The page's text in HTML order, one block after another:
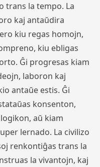
trans la tempo. La
kaj antaŭdira
kiu regas homojn,
kiu ebligas
Ĝi progresas kiam
laboron kaj
antaŭe estis. Ĝi
konsenton,
aŭ kiam
lernado. La civilizo
renkontiĝas trans la
la vivantojn, kaj